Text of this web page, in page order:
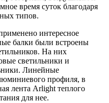
время суток благодаря
типов.
интересное
балки были встроены
На них
светильники и
Линейные
профиля, в
лента Arlight теплого
для нее.